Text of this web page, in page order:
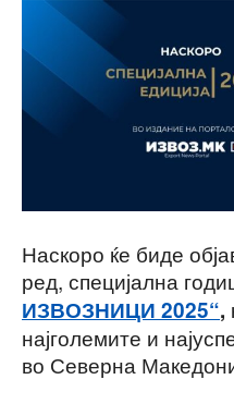
Наскоро ќе биде
ред, специјална
ИЗВОЗНИЦИ 2025“,
најголемите и
во Северна